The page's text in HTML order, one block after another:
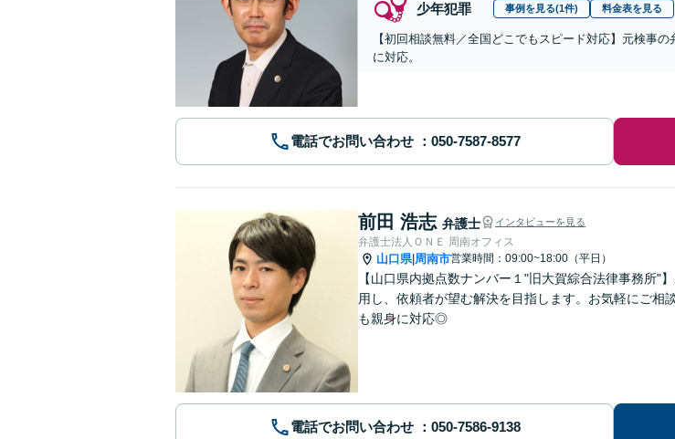
少年犯罪 事例を見る(1件) 料金表を見る
【初回相談無料／全国どこでもスピード対応】元検事
に対応。
電話でお問い合わせ
前田 浩志 弁護士 インタビューを見る
弁護士法人ＯＮＥ 周南オフィス
山口県| 周南市営業時間：09:00~18:00（平日）
【山口県内拠点数ナンバー１"旧大賀綜合法律事務所"
用し、依頼者が望む解決を目指します。お気軽にご
も親身に対応◎
電話でお問い合わせ